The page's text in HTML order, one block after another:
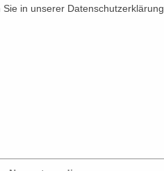
in unserer